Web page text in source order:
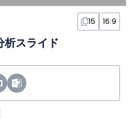
15 16:9
析スライド